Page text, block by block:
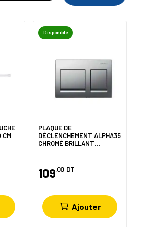
CM
Disponible
PLAQUE DE
DÉCLENCHEMENT ALPHA35
CHROMÉ BRILLANT
109,00 DT
Ajouter